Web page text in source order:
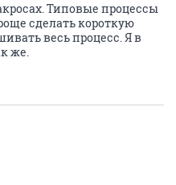
Типовые процессы
сделать короткую
весь процесс. Я в
же.